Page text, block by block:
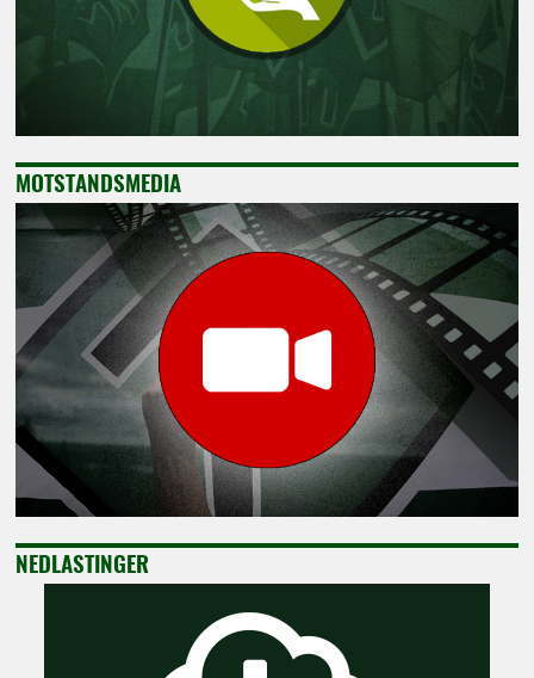
MOTSTANDSMEDIA
NEDLASTINGER